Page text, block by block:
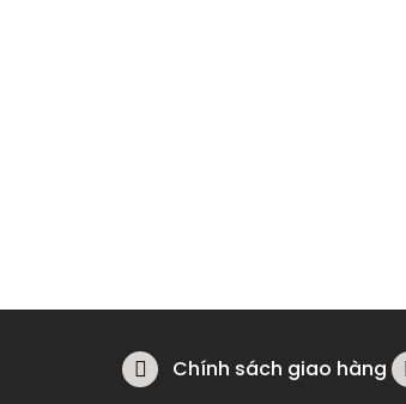
Chính sách giao hàng